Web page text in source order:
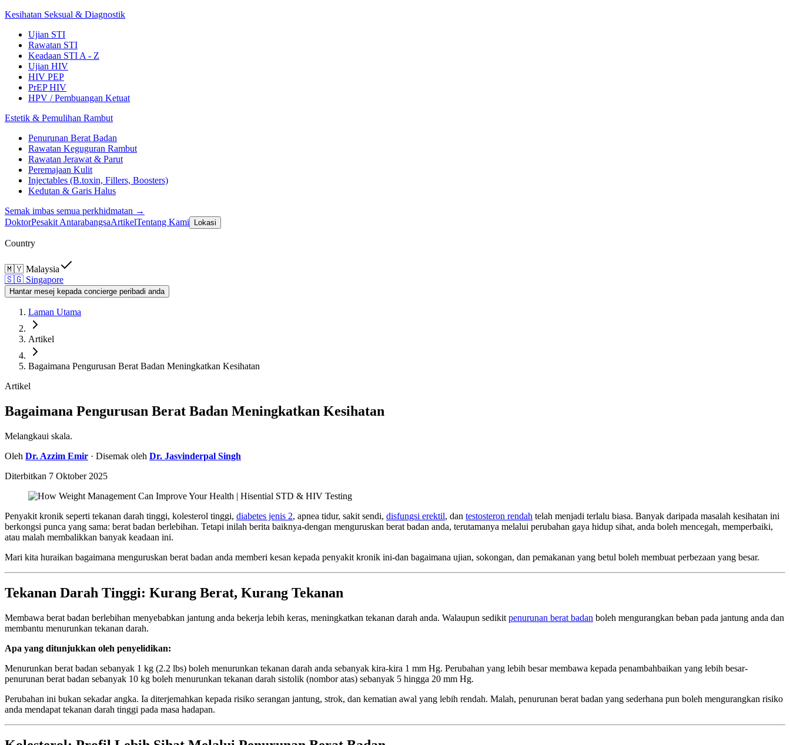
Kesihatan Seksual & Diagnostik
Ujian STI
Rawatan STI
Keadaan STI A - Z
Ujian HIV
HIV PEP
PrEP HIV
HPV / Pembuangan Ketuat
Estetik & Pemulihan Rambut
Penurunan Berat Badan
Rawatan Keguguran Rambut
Rawatan Jerawat & Parut
Peremajaan Kulit
Injectables (B.toxin, Fillers, Boosters)
Kedutan & Garis Halus
Semak imbas semua perkhidmatan →
DoktorPesakit AntarabangsaArtikelTentang Kami Lokasi
Country
🇲🇾 Malaysia
🇸🇬 Singapore
Hantar mesej kepada concierge peribadi anda
Laman Utama
Artikel
Bagaimana Pengurusan Berat Badan Meningkatkan Kesihatan
Artikel
Bagaimana Pengurusan Berat Badan Meningkatkan Kesihatan
Melangkaui skala.
Oleh Dr. Azzim Emir · Disemak oleh Dr. Jasvinderpal Singh
Diterbitkan 7 Oktober 2025
Penyakit kronik seperti tekanan darah tinggi, kolesterol tinggi, diabetes jenis 2, apnea tidur, sakit sendi, disfungsi erektil, dan testosteron rendah telah menjadi terlalu biasa. Banyak daripada masalah kesihatan ini
berkongsi punca yang sama: berat badan berlebihan. Tetapi inilah berita baiknya-dengan menguruskan berat badan anda, terutamanya melalui perubahan gaya hidup sihat, anda boleh mencegah, memperbaiki,
atau malah membalikkan banyak keadaan ini.
Mari kita huraikan bagaimana menguruskan berat badan anda memberi kesan kepada penyakit kronik ini-dan bagaimana ujian, sokongan, dan pemakanan yang betul boleh membuat perbezaan yang besar.
Tekanan Darah Tinggi: Kurang Berat, Kurang Tekanan
Membawa berat badan berlebihan menyebabkan jantung anda bekerja lebih keras, meningkatkan tekanan darah anda. Walaupun sedikit penurunan berat badan boleh mengurangkan beban pada jantung anda dan
membantu menurunkan tekanan darah.
Apa yang ditunjukkan oleh penyelidikan:
Menurunkan berat badan sebanyak 1 kg (2.2 lbs) boleh menurunkan tekanan darah anda sebanyak kira-kira 1 mm Hg. Perubahan yang lebih besar membawa kepada penambahbaikan yang lebih besar-
penurunan berat badan sebanyak 10 kg boleh menurunkan tekanan darah sistolik (nombor atas) sebanyak 5 hingga 20 mm Hg.
Perubahan ini bukan sekadar angka. Ia diterjemahkan kepada risiko serangan jantung, strok, dan kematian awal yang lebih rendah. Malah, penurunan berat badan yang sederhana pun boleh mengurangkan risiko
anda mendapat tekanan darah tinggi pada masa hadapan.